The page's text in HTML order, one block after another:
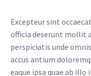
Excepteur sint
officia deserunt mollit
perspiciatis unde
accus antium
eaque ipsa quae ab